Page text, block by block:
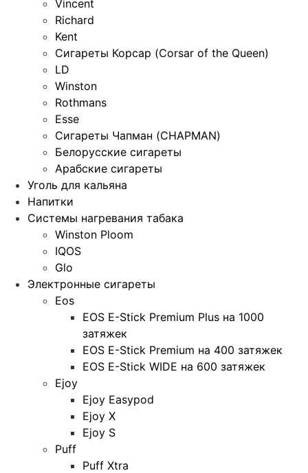
Vincent
Richard
Kent
Сигареты Корсар (Corsar of the Queen)
LD
Winston
Rothmans
Esse
Сигареты Чапман (CHAPMAN)
Белорусские сигареты
Арабские сигареты
Уголь для кальяна
Напитки
Системы нагревания табака
Winston Ploom
IQOS
Glo
Электронные сигареты
Eos
EOS E-Stick Premium Plus на 1000
затяжек
EOS E-Stick Premium на 400 затяжек
EOS E-Stick WIDE на 600 затяжек
Ejoy
Ejoy Easypod
Ejoy X
Ejoy S
Puff
Puff Xtra